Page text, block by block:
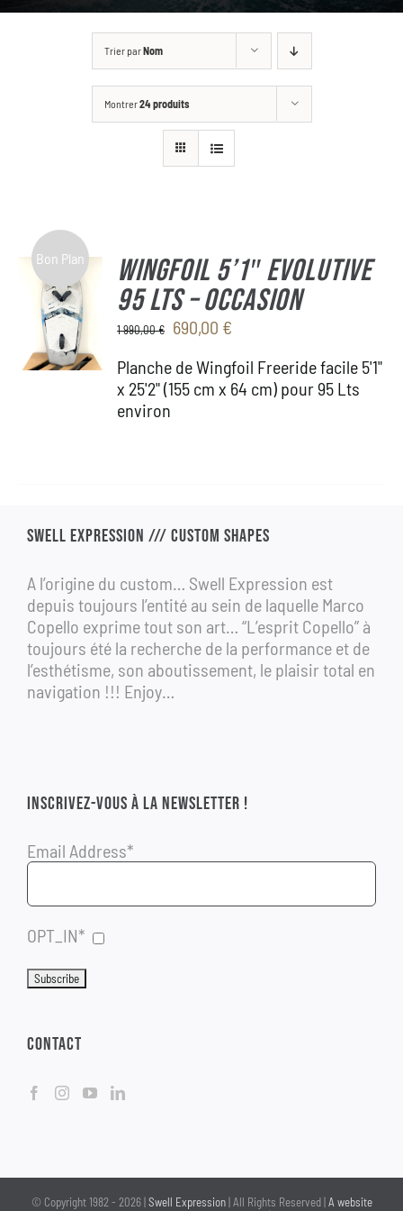
CONTACT
Trier parNom
Montrer24 produits
Bon Plan
WINGFOIL 5’1″ Evolutive
95 Lts – OCCASION
1 990,00€
Le
initial
était :
690,00 €
actuel
est :
Planche de Wingfoil Freeride facile 5'1"
x 25'2" (155 cm x 64 cm) pour 95 Lts
environ
SWELL EXPRESSION /// CUSTOM SHAPES
A l’origine du custom… Swell Expression est
depuis toujours l’entité au sein de laquelle Marco
Copello exprime tout son art… “L’esprit Copello” à
toujours été la recherche de la performance et de
l’esthétisme, son aboutissement, le plaisir total en
navigation !!! Enjoy…
INSCRIVEZ-VOUS À LA NEWSLETTER !
Email Address*
OPT_IN*
CONTACT
© Copyright 1982 - 2026 | Swell Expression| All Rights Reserved | A website